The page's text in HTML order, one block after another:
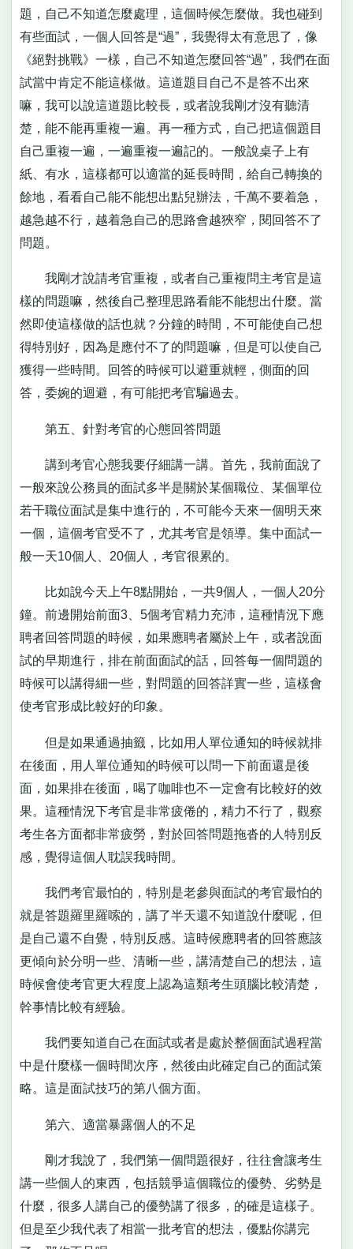
題，自己不知道怎麼處理，這個時候怎麼做。我也碰到
有些面試，一個人回答是“過”，我覺得太有意思了，像
《絕對挑戰》一樣，自己不知道怎麼回答“過”，我們在面
試當中肯定不能這樣做。這道題目自己不是答不出來
嘛，我可以說這道題比較長，或者說我剛才沒有聽清
楚，能不能再重複一遍。再一種方式，自己把這個題目
自己重複一遍，一遍重複一遍記的。一般說桌子上有
紙、有水，這樣都可以適當的延長時間，給自己轉換的
餘地，看看自己能不能想出點兒辦法，千萬不要着急，
越急越不行，越着急自己的思路會越狹窄，閱回答不了
問題。
我剛才說請考官重複，或者自己重複問主考官是這
樣的問題嘛，然後自己整理思路看能不能想出什麼。當
然即使這樣做的話也就？分鐘的時間，不可能使自己想
得特別好，因為是應付不了的問題嘛，但是可以使自己
獲得一些時間。回答的時候可以避重就輕，側面的回
答，委婉的迴避，有可能把考官騙過去。
第五、針對考官的心態回答問題
講到考官心態我要仔細講一講。首先，我前面說了
一般來說公務員的面試多半是關於某個職位、某個單位
若干職位面試是集中進行的，不可能今天來一個明天來
一個，這個考官受不了，尤其考官是領導。集中面試一
般一天10個人、20個人，考官很累的。
比如說今天上午8點開始，一共9個人，一個人20分
鐘。前邊開始前面3、5個考官精力充沛，這種情況下應
聘者回答問題的時候，如果應聘者屬於上午，或者說面
試的早期進行，排在前面面試的話，回答每一個問題的
時候可以講得細一些，對問題的回答詳實一些，這樣會
使考官形成比較好的印象。
但是如果通過抽籤，比如用人單位通知的時候就排
在後面，用人單位通知的時候可以問一下前面還是後
面，如果排在後面，喝了咖啡也不一定會有比較好的效
果。這種情況下考官是非常疲倦的，精力不行了，觀察
考生各方面都非常疲勞，對於回答問題拖沓的人特別反
感，覺得這個人耽誤我時間。
我們考官最怕的，特別是老參與面試的考官最怕的
就是答題羅里羅嗦的，講了半天還不知道說什麼呢，但
是自己還不自覺，特別反感。這時候應聘者的回答應該
更傾向於分明一些、清晰一些，講清楚自己的想法，這
時候會使考官更大程度上認為這類考生頭腦比較清楚，
幹事情比較有經驗。
我們要知道自己在面試或者是處於整個面試過程當
中是什麼樣一個時間次序，然後由此確定自己的面試策
略。這是面試技巧的第八個方面。
第六、適當暴露個人的不足
剛才我說了，我們第一個問題很好，往往會讓考生
講一些個人的東西，包括競爭這個職位的優勢、劣勢是
什麼，很多人講自己的優勢講了很多，的確是這樣子。
但是至少我代表了相當一批考官的想法，優點你講完